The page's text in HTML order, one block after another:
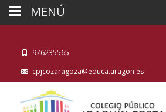
976235565
cpjcozaragoza@educa.aragon.es
MENÚ